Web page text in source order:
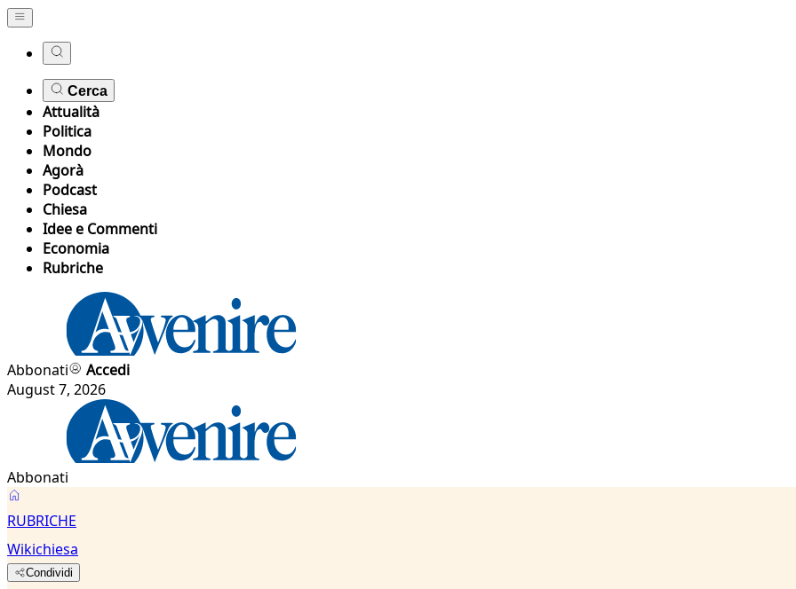
Cerca
Attualità
Politica
Mondo
Agorà
Podcast
Chiesa
Idee e Commenti
Economia
Rubriche
Abbonati
Accedi
August 7, 2026
Abbonati
RUBRICHE
Wikichiesa
Condividi